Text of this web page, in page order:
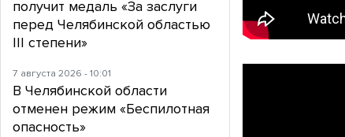
получит медаль «За заслуги
перед Челябинской областью
III степени»
7 августа 2026 - 10:01
В Челябинской области
отменен режим «Беспилотная
опасность»